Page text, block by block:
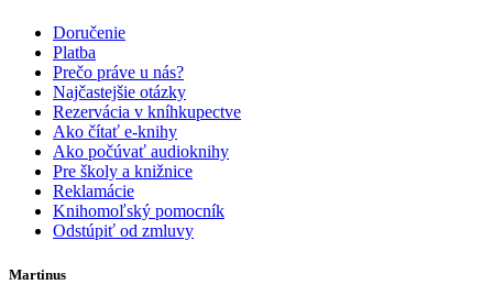
Doručenie
Platba
Prečo práve u nás?
Najčastejšie otázky
Rezervácia v kníhkupectve
Ako čítať e-knihy
Ako počúvať audioknihy
Pre školy a knižnice
Reklamácie
Knihomoľský pomocník
Odstúpiť od zmluvy
Martinus